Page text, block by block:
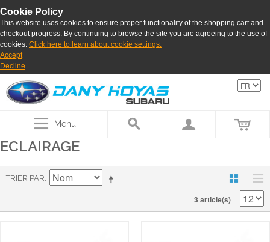
Cookie Policy
This website uses cookies to ensure proper functionality of the shopping cart and
checkout progress. By continuing to browse the site you are agreeing to the use of
cookies. Click here to learn about cookie settings.
Accept
Decline
Menu
ECLAIRAGE
TRIER PAR
3 article(s)